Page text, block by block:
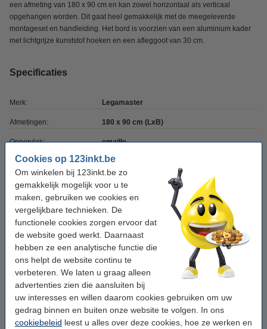
Cookies op 123inkt.be
Om winkelen bij 123inkt.be zo
gemakkelijk mogelijk voor u te
maken, gebruiken we cookies en
vergelijkbare technieken. De
functionele cookies zorgen ervoor dat
de website goed werkt. Daarnaast
hebben ze een analytische functie die
ons helpt de website continu te
verbeteren. We laten u graag alleen
advertenties zien die aansluiten bij
uw interesses en willen daarom cookies gebruiken om uw
gedrag binnen en buiten onze website te volgen. In ons
cookiebeleid leest u alles over deze cookies, hoe ze werken en
een afmeting van 180 x 90 cm en kan zowel horizontaal als verticaal
opgehangen worden. Dit gaat heel gemakkelijk met de meegeleverde
montageset en handleiding. Het bord is voorzien van een aluminium kader
met lichtgrijze kunststof hoeken en een afleggoot van 30 cm.
Specificaties
Merk: Legamaster
Afmetingen: 180 x 90 cm (LxB)
Oppervlak: emaille
Soort: magnetisch
Tip: meebestellen
Aanbieding: 123inkt set whiteboard markers
zwart/rood/blauw/groen (2,5 mm rond)
€ 6,95
123inkt whiteboard starterkit
€ 21,95
Let op! Vanwege het grote formaat van dit artikel vragen wij u rekening te
houden met een levertijd van 2 à 3 werkdagen.